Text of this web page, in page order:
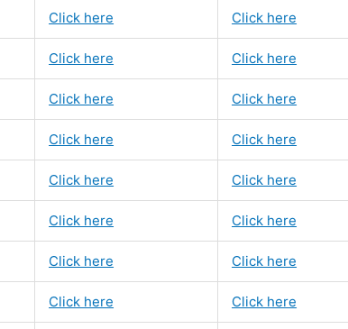
Click here Click here
Click here Click here
Click here Click here
Click here Click here
Click here Click here
Click here Click here
Click here Click here
Click here Click here